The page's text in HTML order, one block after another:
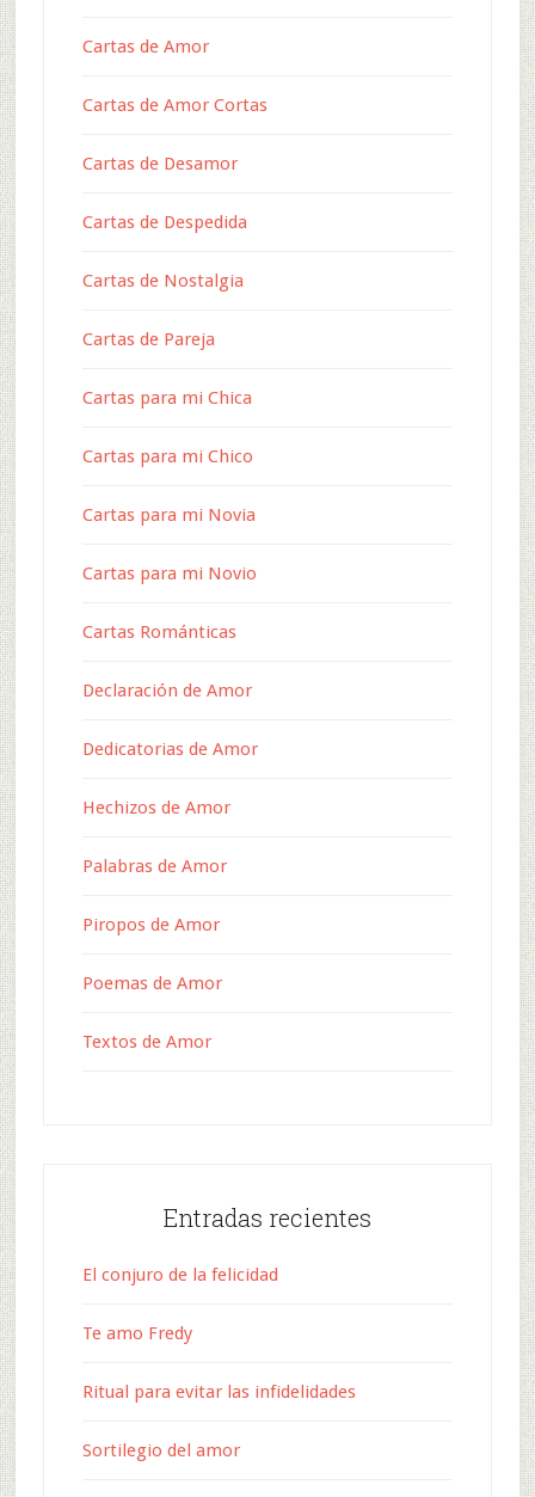
Cartas de Amor
Cartas de Amor Cortas
Cartas de Desamor
Cartas de Despedida
Cartas de Nostalgia
Cartas de Pareja
Cartas para mi Chica
Cartas para mi Chico
Cartas para mi Novia
Cartas para mi Novio
Cartas Románticas
Declaración de Amor
Dedicatorias de Amor
Hechizos de Amor
Palabras de Amor
Piropos de Amor
Poemas de Amor
Textos de Amor
Entradas recientes
El conjuro de la felicidad
Te amo Fredy
Ritual para evitar las infidelidades
Sortilegio del amor